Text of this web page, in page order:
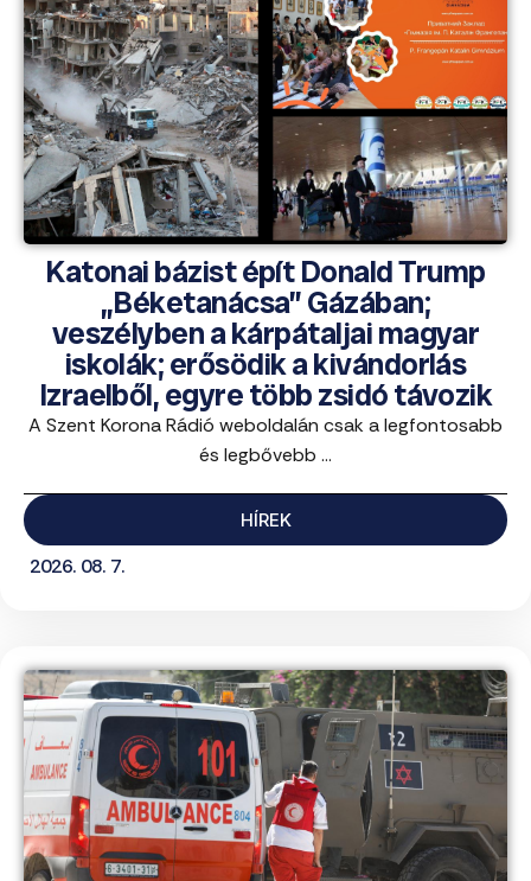
Katonai bázist épít Donald Trump
„Béketanácsa” Gázában;
veszélyben a kárpátaljai magyar
iskolák; erősödik a kivándorlás
Izraelből, egyre több zsidó távozik
A Szent Korona Rádió weboldalán csak a legfontosabb
és legbővebb ...
HÍREK
2026. 08. 7.